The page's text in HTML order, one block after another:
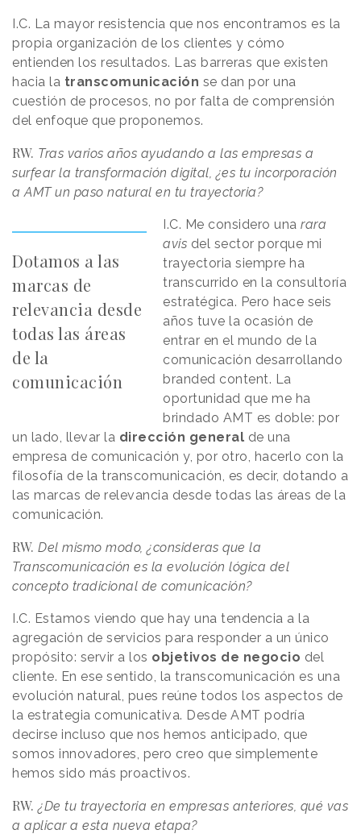
I.C. La mayor resistencia que nos encontramos es la
propia organización de los clientes y cómo
entienden los resultados. Las barreras que existen
hacia la transcomunicación se dan por una
cuestión de procesos, no por falta de comprensión
del enfoque que proponemos.
RW. Tras varios años ayudando a las empresas a
surfear la transformación digital, ¿es tu incorporación
a AMT un paso natural en tu trayectoria?
Dotamos a las
marcas de
relevancia desde
todas las áreas
de la
comunicación
I.C. Me considero unarara
avis del sector porque mi
trayectoria siempre ha
transcurrido en la consultoría
estratégica. Pero hace seis
años tuve la ocasión de
entrar en el mundo de la
comunicación desarrollando
branded content. La
oportunidad que me ha
brindado AMT es doble: por
un lado, llevar la dirección general de una
empresa de comunicación y, por otro, hacerlo con la
filosofía de la transcomunicación, es decir, dotando a
las marcas de relevancia desde todas las áreas de la
comunicación.
RW. Del mismo modo, ¿consideras que la
Transcomunicación es la evolución lógica del
concepto tradicional de comunicación?
I.C. Estamos viendo que hay una tendencia a la
agregación de servicios para responder a un único
propósito: servir a los objetivos de negocio del
cliente. En ese sentido, la transcomunicación es una
evolución natural, pues reúne todos los aspectos de
la estrategia comunicativa. Desde AMT podría
decirse incluso que nos hemos anticipado, que
somos innovadores, pero creo que simplemente
hemos sido más proactivos.
RW. ¿De tu trayectoria en empresas anteriores, qué vas
a aplicar a esta nueva etapa?